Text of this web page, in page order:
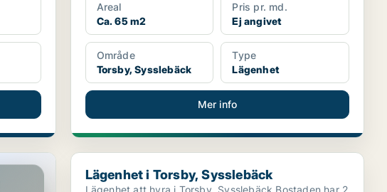
Areal
Ca. 65 m2
Pris pr. md.
Ej angivet
Område
Torsby, Sysslebäck
Type
Lägenhet
Mer info
Lägenhet i Torsby, Sysslebäck
Lägenhet i Torsby, Sysslebäck
Lägenhet att hyra i Torsby, Sysslebäck Bostaden har 2